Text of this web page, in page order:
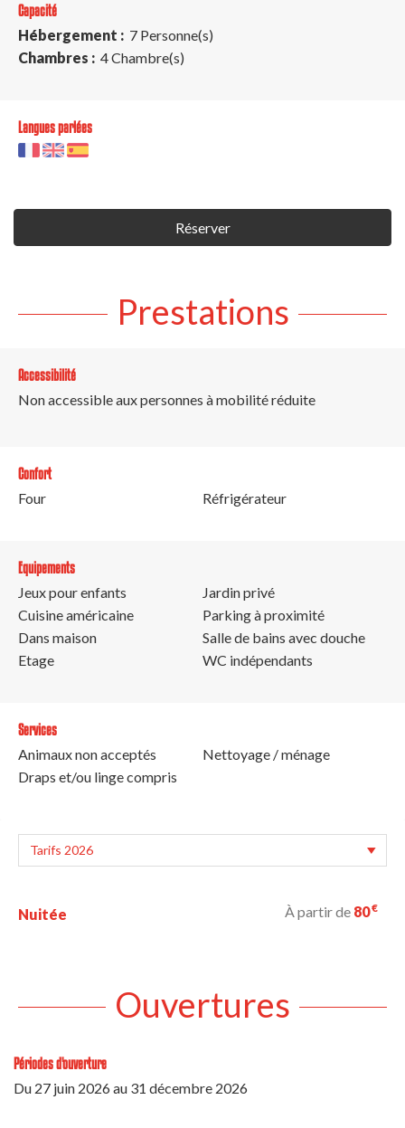
Capacité
Hébergement : 7 Personne(s)
Chambres : 4 Chambre(s)
Langues parlées
Réserver
Prestations
Accessibilité
Non accessible aux personnes à mobilité réduite
Confort
Four
Réfrigérateur
Equipements
Jeux pour enfants
Cuisine américaine
Dans maison
Etage
Jardin privé
Parking à proximité
Salle de bains avec douche
WC indépendants
Services
Animaux non acceptés
Draps et/ou linge compris
Nettoyage / ménage
Nuitée À partir de 80€
Ouvertures
Périodes d'ouverture
Du 27 juin 2026au 31 décembre 2026